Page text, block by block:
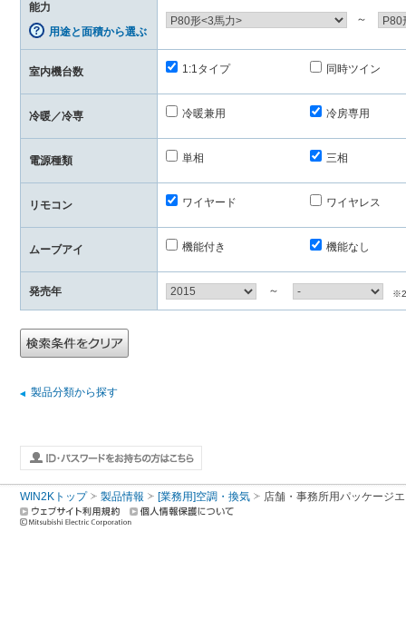
能力
用途と面積から選ぶ
～
室内機台数 1:1タイプ 同時ツイン
冷暖／冷専 冷暖兼用 冷房専用
電源種類 単相 三相
リモコン ワイヤード ワイヤレス
ムーブアイ 機能付き 機能なし
発売年 ～
製品分類から探す
WIN2Kトップ 製品情報 [業務用]空調・換気 店舗・事務所用パッケージ